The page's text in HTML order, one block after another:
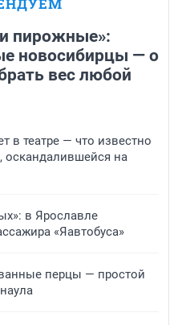
пирожные»:
новосибирцы — о
вес любой
в театре — что известно
оскандалившейся на
в Ярославле
«Яавтобуса»
перцы — простой